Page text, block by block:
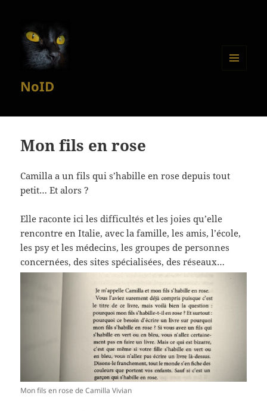
NoID
Mon fils en rose
Camilla a un fils qui s’habille en rose depuis tout
petit… Et alors ?
Elle raconte ici les difficultés et les joies qu’elle
rencontre en Italie, avec la famille, les amis, l’école,
les psy et les médecins, les groupes de personnes
concernées, des sites spécialisées, des réseaux…
Mon fils en rose de Camilla Vivian